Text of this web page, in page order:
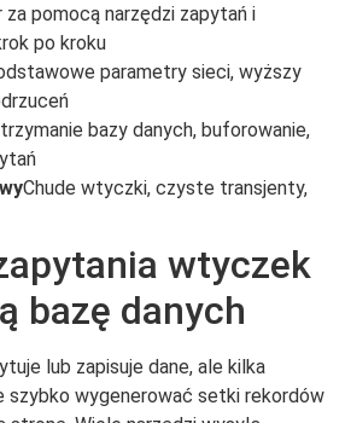
za pomocą narzędzi zapytań i
po kroku
parametry sieci, wyższy
bazy danych, buforowanie,
Chude wtyczki, czyste transjenty,
wtyczek
bazę danych
lub zapisuje dane, ale kilka
szybko wygenerować setki rekordów